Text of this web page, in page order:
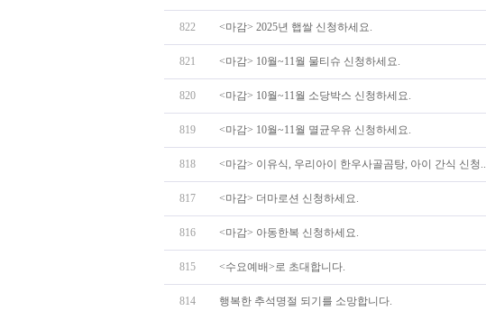
822 <마감> 2025년 햅쌀 신청하세요.
821 <마감> 10월~11월 물티슈 신청하세요.
820 <마감> 10월~11월 소당박스 신청하세요.
819 <마감> 10월~11월 멸균우유 신청하세요.
818 <마감> 이유식, 우리아이 한우사골곰탕, 아이 간식 신청..
817 <마감> 더마로션 신청하세요.
816 <마감> 아동한복 신청하세요.
815 <수요예배>로 초대합니다.
814 행복한 추석명절 되기를 소망합니다.